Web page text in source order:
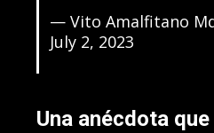
— Vito Amalfitano
July 2, 2023
Una anécdota